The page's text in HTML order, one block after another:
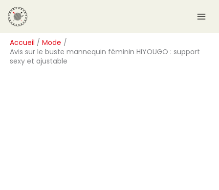
Aller
au
contenu
Accueil
Mode
Avis sur le buste mannequin féminin HIYOUGO : support
sexy et ajustable
R
e
c
h
e